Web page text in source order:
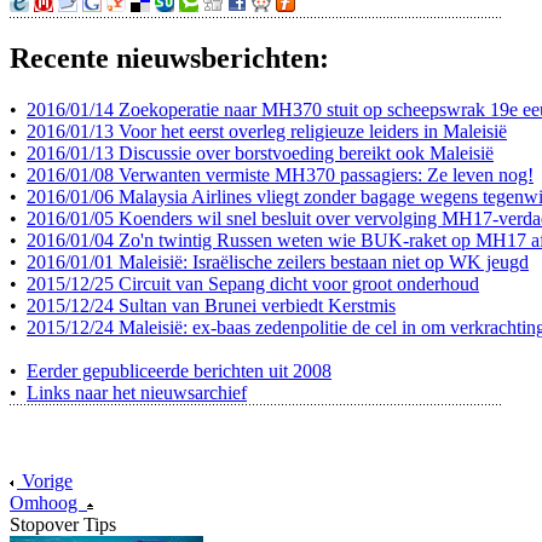
Recente nieuwsberichten:
• 2016/01/14 Zoekoperatie naar MH370 stuit op scheepswrak 19e
• 2016/01/13 Voor het eerst overleg religieuze leiders in Maleisië
• 2016/01/13 Discussie over borstvoeding bereikt ook Maleisië
• 2016/01/08 Verwanten vermiste MH370 passagiers: Ze leven nog!
• 2016/01/06 Malaysia Airlines vliegt zonder bagage wegens
• 2016/01/05 Koenders wil snel besluit over vervolging MH17-
• 2016/01/04 Zo'n twintig Russen weten wie BUK-raket op MH17
• 2016/01/01 Maleisië: Israëlische zeilers bestaan niet op WK jeugd
• 2015/12/25 Circuit van Sepang dicht voor groot onderhoud
• 2015/12/24 Sultan van Brunei verbiedt Kerstmis
• 2015/12/24 Maleisië: ex-baas zedenpolitie de cel in om
• Eerder gepubliceerde berichten uit 2008
• Links naar het nieuwsarchief
Vorige
Omhoog
Stopover Tips